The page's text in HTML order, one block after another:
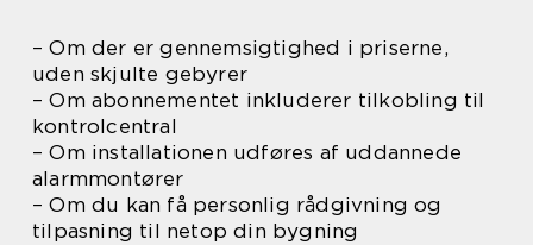
– Om der er gennemsigtighed i priserne,
uden skjulte gebyrer
– Om abonnementet inkluderer tilkobling til
kontrolcentral
– Om installationen udføres af uddannede
alarmmontører
– Om du kan få personlig rådgivning og
tilpasning til netop din bygning